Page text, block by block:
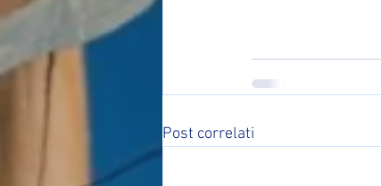
Post correlati